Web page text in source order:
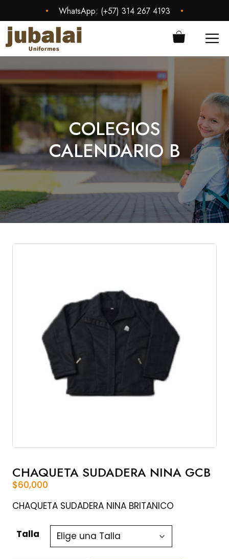
contenido
• WhatsApp: (+57) 314 267 4193 •
COLEGIOS
CALENDARIO B
CHAQUETA SUDADERA NINA GCB
$60,000
CHAQUETA SUDADERA NINA BRITANICO
Talla